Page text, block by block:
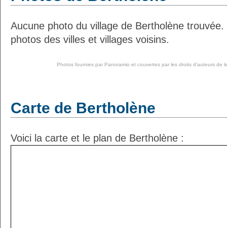
Aucune photo du village de Bertholène
photos des villes et villages voisins.
Photos fournies par Panoramio et couvertes par les droits d'auteurs de
Carte de Bertholène
Voici la carte et le plan de Bertholène :